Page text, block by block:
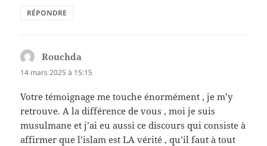
RÉPONDRE
Rouchda
14 mars 2025 à 15:15
Votre témoignage me touche énormément , je m’y
retrouve. A la différence de vous , moi je suis
musulmane et j’ai eu aussi ce discours qui consiste à
affirmer que l’islam est LA vérité , qu’il faut à tout